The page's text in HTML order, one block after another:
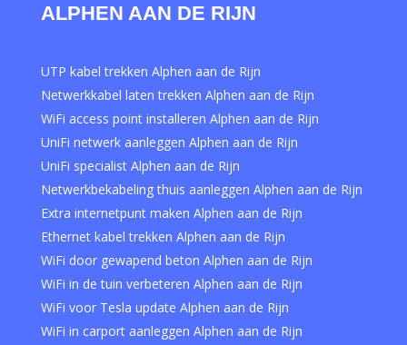
ALPHEN AAN DE RIJN
UTP kabel trekken Alphen aan de Rijn
Netwerkkabel laten trekken Alphen aan de Rijn
WiFi access point installeren Alphen aan de Rijn
UniFi netwerk aanleggen Alphen aan de Rijn
UniFi specialist Alphen aan de Rijn
Netwerkbekabeling thuis aanleggen Alphen aan de Rijn
Extra internetpunt maken Alphen aan de Rijn
Ethernet kabel trekken Alphen aan de Rijn
WiFi door gewapend beton Alphen aan de Rijn
WiFi in de tuin verbeteren Alphen aan de Rijn
WiFi voor Tesla update Alphen aan de Rijn
WiFi in carport aanleggen Alphen aan de Rijn